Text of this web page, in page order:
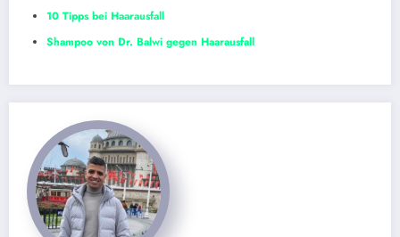
10 Tipps bei Haarausfall
Shampoo von Dr. Balwi gegen Haarausfall